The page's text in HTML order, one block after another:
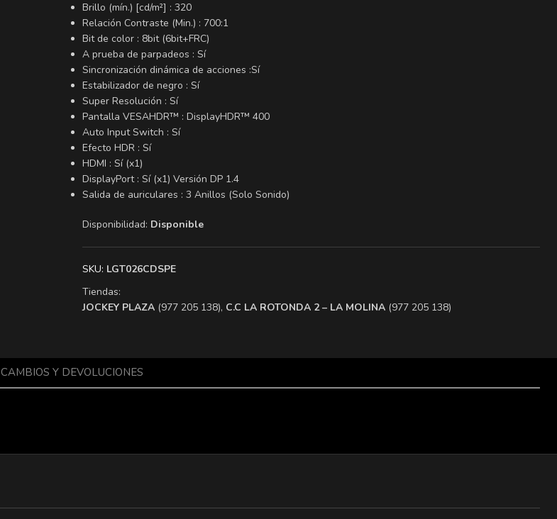
Brillo (mín.) [cd/m²] : 320
Relación Contraste (Min.) : 700:1
Bit de color : 8bit (6bit+FRC)
A prueba de parpadeos : Sí
Sincronización dinámica de acciones :Sí
Estabilizador de negro : Sí
Super Resolución : Sí
Pantalla VESAHDR™ : DisplayHDR™ 400
Auto Input Switch : Sí
Efecto HDR : Sí
HDMI : Sí (x1)
DisplayPort : Sí (x1) Versión DP 1.4
Salida de auriculares : 3 Anillos (Solo Sonido)
Disponibilidad: Disponible
SKU: LGT026CDSPE
Tiendas:
​JOCKEY PLAZA (977 205 138), ​C.C LA ROTONDA 2 – LA MOLINA (977 205 138)
CAMBIOS Y DEVOLUCIONES